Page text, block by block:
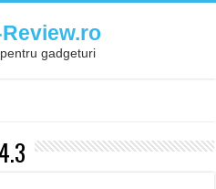
gadgeturi